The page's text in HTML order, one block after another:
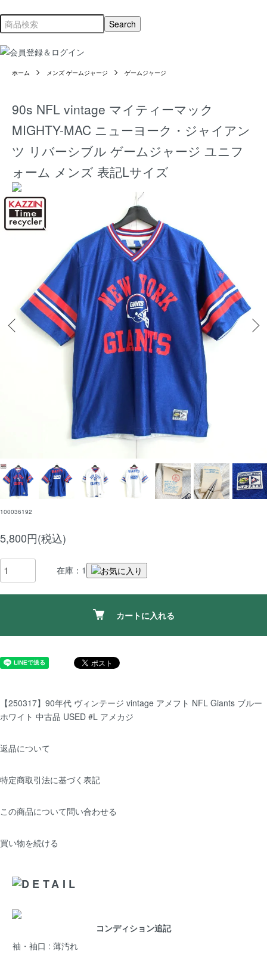
ホーム メンズ ゲームジャージ ゲームジャージ
90s NFL vintage マイティーマック
MIGHTY-MAC ニューヨーク・ジャイアン
ツ リバーシブル ゲームジャージ ユニフ
ォーム メンズ 表記Lサイズ
100036192
5,800円(税込)
在庫：1
カートに入れる
【250317】90年代 ヴィンテージ vintage アメフト NFL Giants ブルー
ホワイト 中古品 USED #L アメカジ
返品について
特定商取引法に基づく表記
この商品について問い合わせる
買い物を続ける
コンディション追記
袖・袖口 : 薄汚れ